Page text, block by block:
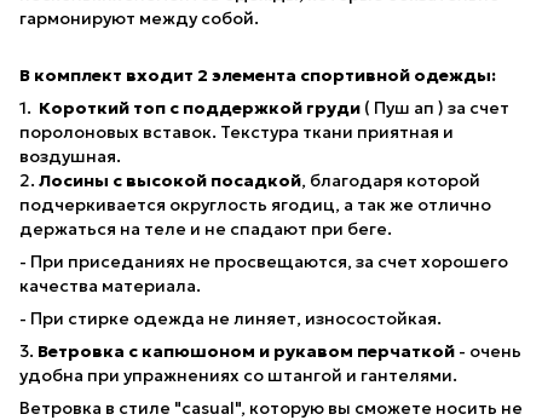
гармонируют между собой.
В комплект входит 2 элемента спортивной одежды:
1. Короткий топ с поддержкой груди ( Пуш ап ) за счет
поролоновых вставок. Текстура ткани приятная и
воздушная.
2. Лосины с высокой посадкой, благодаря которой
подчеркивается округлость ягодиц, а так же отлично
держаться на теле и не спадают при беге.
- При приседаниях не просвещаются, за счет хорошего
качества материала.
- При стирке одежда не линяет, износостойкая.
3. Ветровка с капюшоном и рукавом перчаткой - очень
удобна при упражнениях со штангой и гантелями.
Ветровка в стиле "casual", которую вы сможете носить не